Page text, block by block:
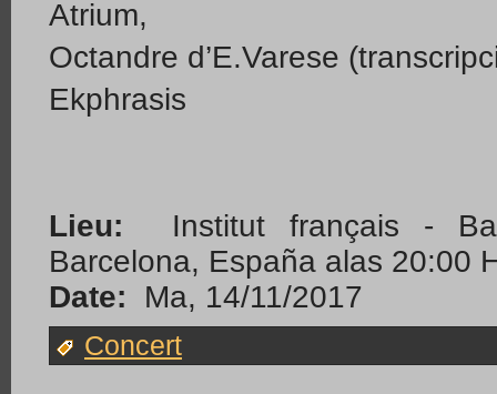
Atrium,
Octandre d’E.Varese
Ekphrasis
Lieu:
Institut français -
Barcelona, España alas 20:00
Date:
Ma, 14/11/2017
Concert